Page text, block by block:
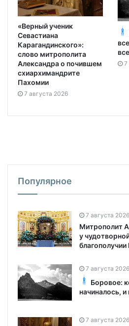
«Верный ученик
Севастиана
Карагандинского»:
слово митрополита
Александра о почившем
схиархимандрите
Пахомии
7 августа 2026
7
Популярное
7 августа 2026
Митрополит
у
благополучии
7 августа 2026
Боровое:
начиналось, и
7 августа 2026